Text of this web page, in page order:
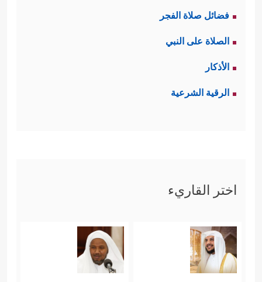
فضائل صلاة الفجر
الصلاة على النبي
الأذكار
الرقية الشرعية
اختر القاريء